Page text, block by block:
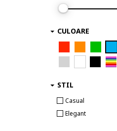
AnTanTe Design
ARMANI EXCHANGE
ARTIGLI
AVENUE No.29
awama
Babylon
CULOARE
STIL
Casual
Elegant